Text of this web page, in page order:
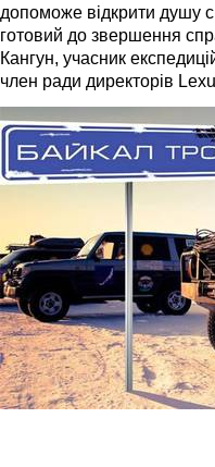
допоможе відкрити душу
готовий до звершення
Кангун, учасник
член ради директорів